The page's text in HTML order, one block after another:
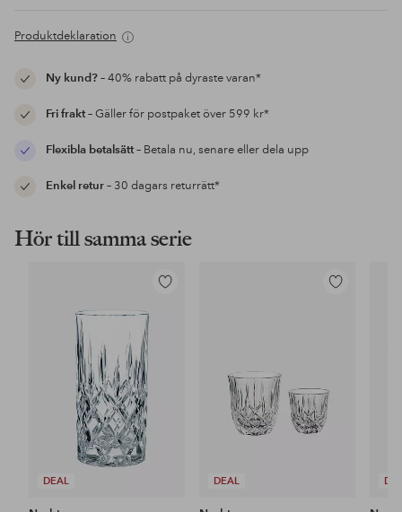
Produktdeklaration
Ny kund?– 40% rabatt på dyraste varan*
Fri frakt– Gäller för postpaket över 599 kr*
Flexibla betalsätt– Betala nu, senare eller dela upp
Enkel retur– 30 dagars returrätt*
Hör till samma serie
DEAL
Lägg
DEAL
Lägg